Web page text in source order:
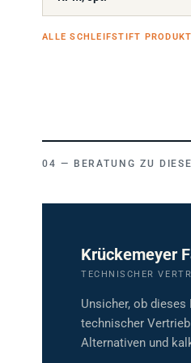
ALLE SCHLEIFSTIFT
BERATUNG ZU
Krückemeyer
TECHNISCHER
Unsicher, ob dieses
technischer
Alternativen und